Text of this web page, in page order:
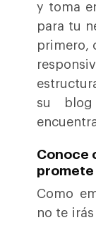
y toma
para tu
primero,
su blog
Conoce
promete
Como
no te